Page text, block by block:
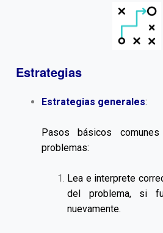
Estrategias
Estrategias generales:
Pasos básicos
problemas:
Lea e interprete
del problema, si
nuevamente.